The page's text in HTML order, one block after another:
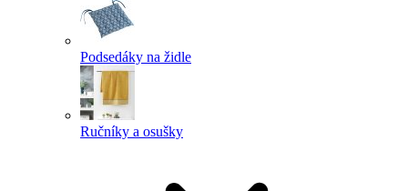
Podsedáky na židle
Ručníky a osušky